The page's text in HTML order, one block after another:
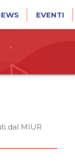
EVENTI
dal MIUR